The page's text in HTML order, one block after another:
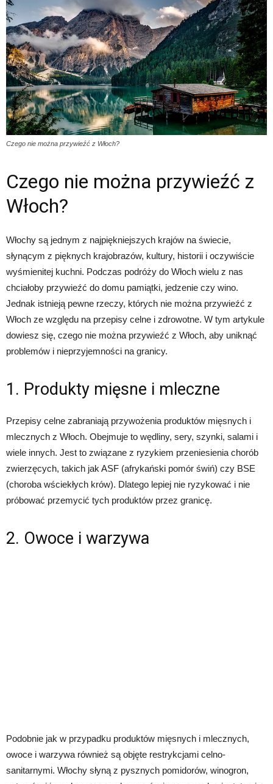
Czego nie można przywieźć z Włoch?
Czego nie można przywieźć z
Włoch?
Włochy są jednym z najpiękniejszych krajów na świecie,
słynącym z pięknych krajobrazów, kultury, historii i oczywiście
wyśmienitej kuchni. Podczas podróży do Włoch wielu z nas
chciałoby przywieźć do domu pamiątki, jedzenie czy wino.
Jednak istnieją pewne rzeczy, których nie można przywieźć z
Włoch ze względu na przepisy celne i zdrowotne. W tym artykule
dowiesz się, czego nie można przywieźć z Włoch, aby uniknąć
problemów i nieprzyjemności na granicy.
1. Produkty mięsne i mleczne
Przepisy celne zabraniają przywożenia produktów mięsnych i
mlecznych z Włoch. Obejmuje to wędliny, sery, szynki, salami i
wiele innych. Jest to związane z ryzykiem przeniesienia chorób
zwierzęcych, takich jak ASF (afrykański pomór świń) czy BSE
(choroba wściekłych krów). Dlatego lepiej nie ryzykować i nie
próbować przemycić tych produktów przez granicę.
2. Owoce i warzywa
Podobnie jak w przypadku produktów mięsnych i mlecznych,
owoce i warzywa również są objęte restrykcjami celno-
sanitarnymi. Włochy słyną z pysznych pomidorów, winogron,